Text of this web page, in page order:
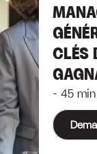
CLÉS
- 45